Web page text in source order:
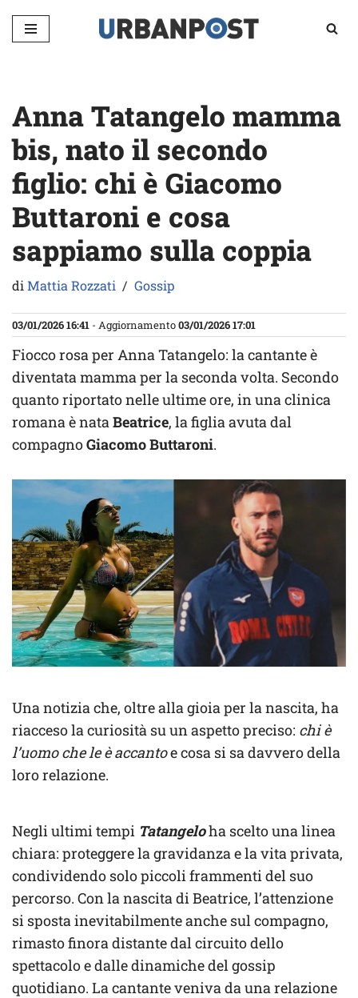
Vai
Anna Tatangelo mamma
bis, nato il secondo
figlio: chi è Giacomo
Buttaroni e cosa
sappiamo sulla coppia
diMattia Rozzati Gossip
03/01/2026 16:41 - Aggiornamento03/01/2026 17:01
Fiocco rosa per Anna Tatangelo: la cantante è
diventata mamma per la seconda volta. Secondo
quanto riportato nelle ultime ore, in una clinica
romana è nataBeatrice, la figlia avuta dal
compagnoGiacomo Buttaroni.
Una notizia che, oltre alla gioia per la nascita, ha
riacceso la curiosità su un aspetto preciso: chi è
l’uomo che le è accantoe cosa si sa davvero della
loro relazione.
Negli ultimi tempi Tatangeloha scelto una linea
chiara: proteggere la gravidanza e la vita privata,
condividendo solo piccoli frammenti del suo
percorso. Con la nascita di Beatrice, l’attenzione
si sposta inevitabilmente anche sul compagno,
rimasto finora distante dal circuito dello
spettacolo e dalle dinamiche del gossip
quotidiano. La cantante veniva da una relazione